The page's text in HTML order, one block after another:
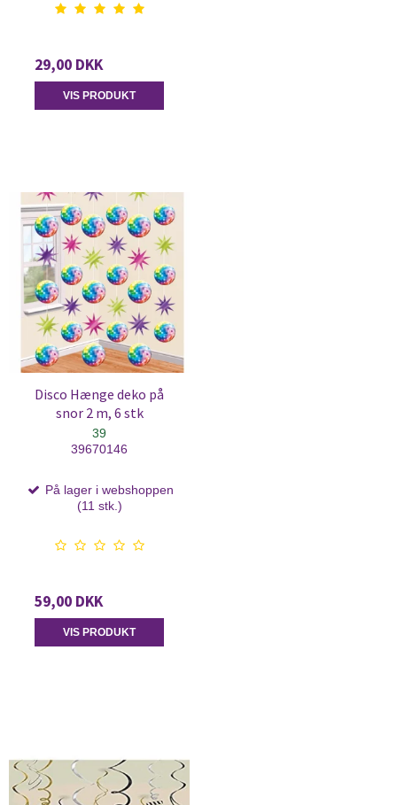
29,00 DKK
VIS PRODUKT
Disco Hænge deko på
snor 2 m, 6 stk
39
39670146
På lager i webshoppen
(11 stk.)
59,00 DKK
VIS PRODUKT